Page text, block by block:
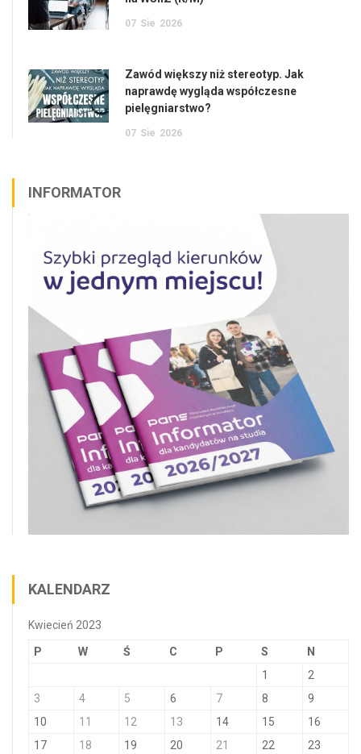
07 Sie 2026
Zawód większy niż stereotyp. Jak
naprawdę wygląda współczesne
pielęgniarstwo?
07 Sie 2026
INFORMATOR
KALENDARZ
Kwiecień 2023
P W Ś C P S N
1
2
3
4 5 6 7 8
9
10
11 12 13 14 15
16
17
18 19 20 21 22
23